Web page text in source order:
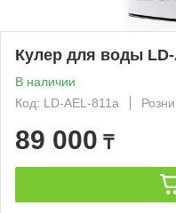
Кулер для воды
В наличии
Код: LD-AEL-811a
89 000 ₸